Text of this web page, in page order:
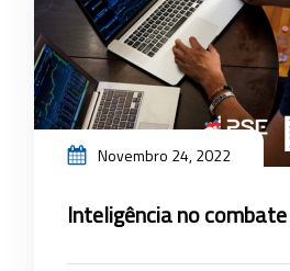
Novembro 24, 2022
Inteligência no